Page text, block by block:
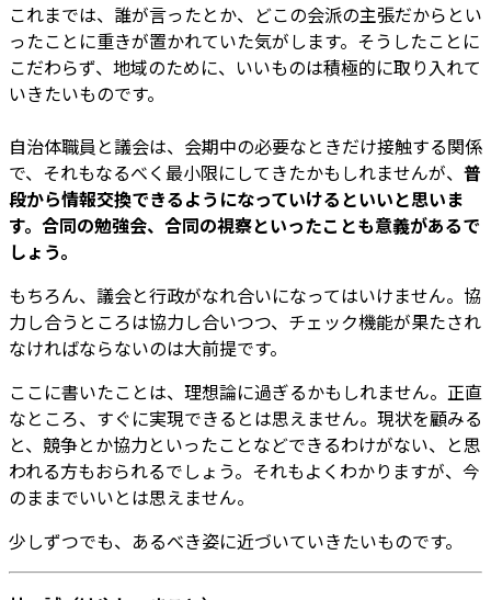
これまでは、誰が言ったとか、どこの会派の主張だからとい
ったことに重きが置かれていた気がします。そうしたことに
こだわらず、地域のために、いいものは積極的に取り入れて
いきたいものです。
自治体職員と議会は、会期中の必要なときだけ接触する関係
で、それもなるべく最小限にしてきたかもしれませんが、 普
段から情報交換できるようになっていけるといいと思いま
す。合同の勉強会、合同の視察といったことも意義があるで
しょう。
もちろん、議会と行政がなれ合いになってはいけません。協
力し合うところは協力し合いつつ、チェック機能が果たされ
なければならないのは大前提です。
ここに書いたことは、理想論に過ぎるかもしれません。正直
なところ、すぐに実現できるとは思えません。現状を顧みる
と、競争とか協力といったことなどできるわけがない、と思
われる方もおられるでしょう。それもよくわかりますが、今
のままでいいとは思えません。
少しずつでも、あるべき姿に近づいていきたいものです。